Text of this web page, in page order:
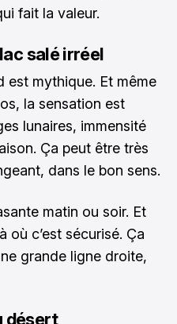
fait la valeur.
salé irréel
est mythique. Et même
la sensation est
lunaires, immensité
Ça peut être très
dans le bon sens.
matin ou soir. Et
où c’est sécurisé. Ça
grande ligne droite,
désert